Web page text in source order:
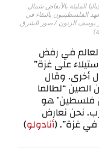
المليئة بالأنقاض شمال
يتعهد الفلسطينيون بالبقاء في
يوسف الزنون / صور الشرق
في رفض
على غزة”
أخرى. وقال
الصين “لطالما
فلسطين’ هو
نحن نعارض
في غزة”. (أنادولو)